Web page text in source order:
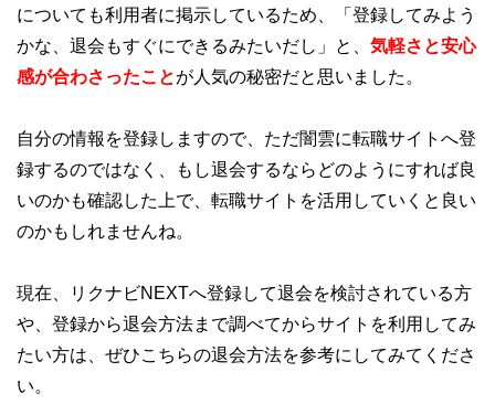
についても利用者に掲示しているため、「登録してみよう
かな、退会もすぐにできるみたいだし」と、 気軽さと安心
感が合わさったことが人気の秘密だと思いました。
自分の情報を登録しますので、ただ闇雲に転職サイトへ登
録するのではなく、もし退会するならどのようにすれば良
いのかも確認した上で、転職サイトを活用していくと良い
のかもしれませんね。
現在、リクナビNEXTへ登録して退会を検討されている方
や、登録から退会方法まで調べてからサイトを利用してみ
たい方は、ぜひこちらの退会方法を参考にしてみてくださ
い。